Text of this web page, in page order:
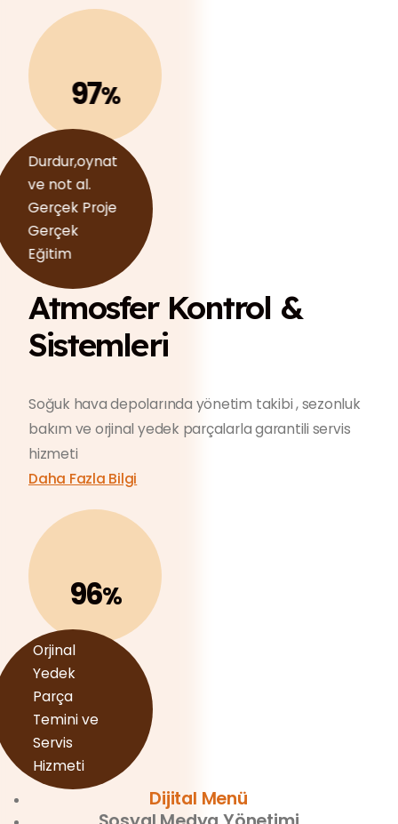
97%
Durdur,oynat
ve not al.
Gerçek Proje
Gerçek
Eğitim
Atmosfer Kontrol &
Sistemleri
Soğuk hava depolarında yönetim takibi , sezonluk
bakım ve orjinal yedek parçalarla garantili servis
hizmeti
Daha Fazla Bilgi
96%
Orjinal
Yedek
Parça
Temini ve
Servis
Hizmeti
Dijital Menü